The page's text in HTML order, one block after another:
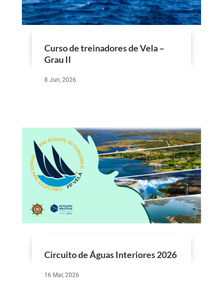
Curso de treinadores de Vela –
Grau II
8 Jun, 2026
Circuito de Águas Interiores 2026
16 Mar, 2026